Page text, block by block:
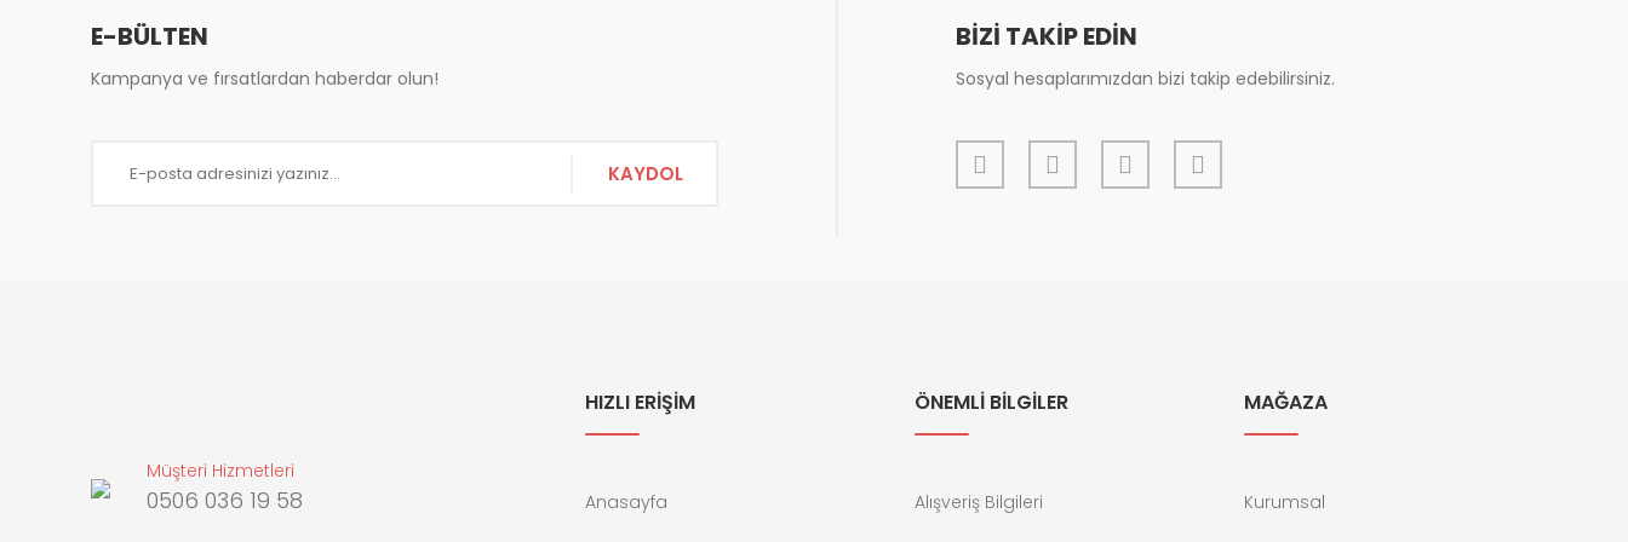
Bu ürüne benzer farklı alternatifler olmalı.
E-BÜLTEN
Kampanya ve fırsatlardan haberdar olun!
KAYDOL
BİZİ TAKİP EDİN
Sosyal hesaplarımızdan bizi takip edebilirsiniz.
Müşteri Hizmetleri
0506 036 19 58
HIZLI ERİŞİM
Anasayfa
ÖNEMLİ BİLGİLER
Alışveriş Bilgileri
MAĞAZA
Kurumsal